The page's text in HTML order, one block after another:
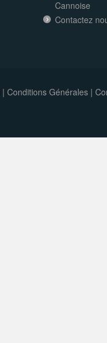
Cannoise
Contactez
| Conditions Générales|